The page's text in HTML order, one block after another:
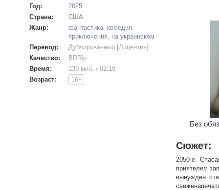
Год:
2025
Страна:
США
Жанр:
фантастика, комедия,
приключения, на украинском
Перевод:
Дублированный [Лицензия]
Качество:
BDRip
Время:
139 мин. / 02:19
Возраст:
16+
Без
Сюжет:
2050-е.
приятелем
вынужден